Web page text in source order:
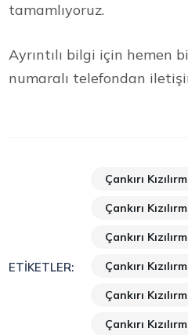
tamamlıyoruz.
Ayrıntılı bilgi için hemen
numaralı telefondan
ETIKETLER:
Çankırı
Çankırı
Çankırı
Çankırı
Çankırı
Çankırı